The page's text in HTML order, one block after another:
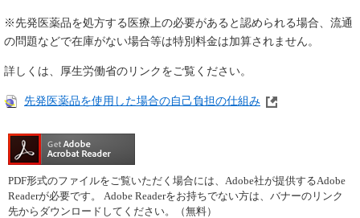
※先発医薬品を処方する医療上の必要があると認められる場合、流通
の問題などで在庫がない場合等は特別料金は加算されません。
詳しくは、厚生労働省のリンクをご覧ください。
先発医薬品を使用した場合の自己負担の仕組み
PDF形式のファイルをご覧いただく場合には、Adobe社が提供するAdobe
Readerが必要です。
Adobe Readerをお持ちでない方は、バナーのリンク
先からダウンロードしてください。（無料）